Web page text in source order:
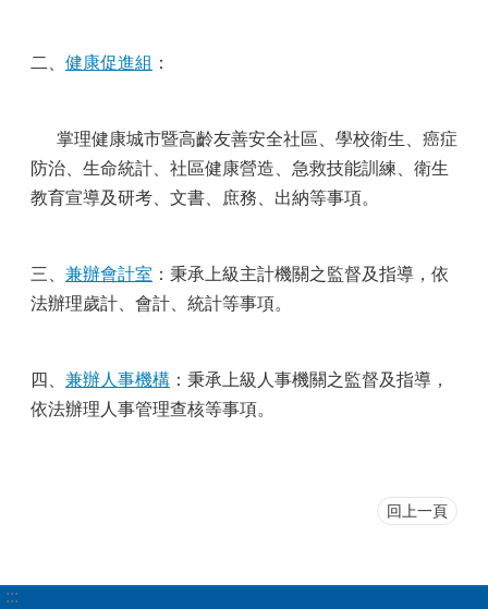
二、 健康促進組 ：
掌理健康城市暨高齡友善安全社區、學校衛生、癌症
防治、生命統計、社區健康營造、急救技能訓練、衛生
教育宣導及研考、文書、庶務、出納等事項。
三、 兼辦會計室 ：秉承上級主計機關之監督及指導，依
法辦理歲計、會計、統計等事項。
四、 兼辦人事機構 ：秉承上級人事機關之監督及指導，
依法辦理人事管理查核等事項。
回上一頁
:::